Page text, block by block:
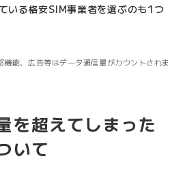
いる格安SIM事業者を選ぶのも1つ
能、広告等はデータ通信量がカウントされま
を超えてしまった
いて